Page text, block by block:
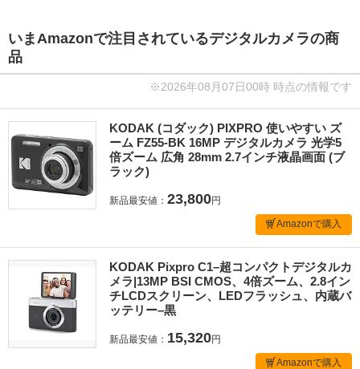
いまAmazonで注目されているデジタルカメラの商
品
※2026年08月07日00時 時点の情報です
KODAK (コダック) PIXPRO 使いやすい ズ
ーム FZ55-BK 16MP デジタルカメラ 光学5
倍ズーム 広角 28mm 2.7インチ液晶画面 (ブ
ラック)
新品最安値： 23,800円
Amazonで購入
KODAK Pixpro C1–超コンパクトデジタルカ
メラ|13MP BSI CMOS、4倍ズーム、2.8イン
チLCDスクリーン、LEDフラッシュ、内蔵バ
ッテリー–黒
新品最安値： 15,320円
Amazonで購入